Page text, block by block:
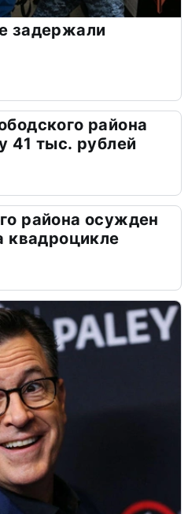
задержали
района
41 тыс. рублей
района осужден
квадроцикле